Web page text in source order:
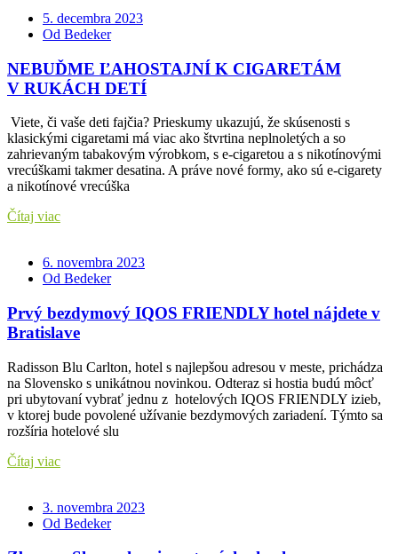
5. decembra 2023
Od Bedeker
NEBUĎME ĽAHOSTAJNÍ K CIGARETÁM
V RUKÁCH DETÍ
Viete, či vaše deti fajčia? Prieskumy ukazujú, že skúsenosti s
klasickými cigaretami má viac ako štvrtina neplnoletých a so
zahrievaným tabakovým výrobkom, s e-cigaretou a s nikotínovými
vrecúškami takmer desatina. A práve nové formy, ako sú e-cigarety
a nikotínové vrecúška
Čítaj viac
6. novembra 2023
Od Bedeker
Prvý bezdymový IQOS FRIENDLY hotel nájdete v
Bratislave
Radisson Blu Carlton, hotel s najlepšou adresou v meste, prichádza
na Slovensko s unikátnou novinkou. Odteraz si hostia budú môcť
pri ubytovaní vybrať jednu z hotelových IQOS FRIENDLY izieb,
v ktorej bude povolené užívanie bezdymových zariadení. Týmto sa
rozšíria hotelové slu
Čítaj viac
3. novembra 2023
Od Bedeker